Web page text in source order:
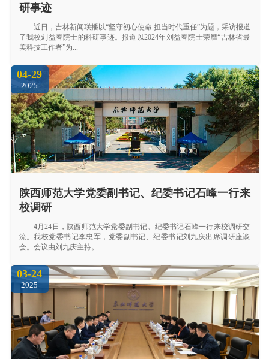
研事迹
近日，吉林新闻联播以“坚守初心使命 担当时代重任”为题，采访报道
了我校刘益春院士的科研事迹。报道以2024年刘益春院士荣膺“吉林省最
美科技工作者”为...
陕西师范大学党委副书记、纪委书记石峰一行来
校调研
4月24日，陕西师范大学党委副书记、纪委书记石峰一行来校调研交
流。我校党委书记李忠军，党委副书记、纪委书记刘九庆出席调研座谈
会。会议由刘九庆主持。...
04-29
2025
03-24
2025